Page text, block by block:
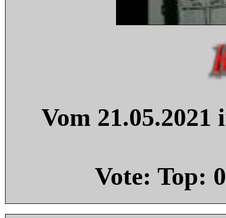
Vom
Vote: Top: 0